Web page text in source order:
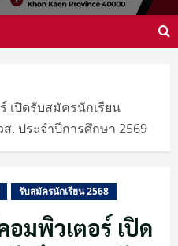
เปิดรับสมัครนักเรียน
. ประจำปีการศึกษา 2569
รับสมัครนักเรียน 2568
อมพิวเตอร์ เปิด